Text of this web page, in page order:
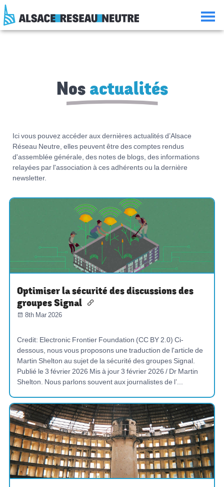
Aller
au
contenu
Aller
la
Aller
la
Consulter
le
plan
Nos actualités
Ici vous pouvez accéder aux dernières actualités d’Alsace
Réseau Neutre, elles peuvent être des comptes rendus
d'assemblée générale, des notes de blogs, des informations
relayées par l'association à ces adhérents ou la dernière
newsletter.
Optimiser la sécurité des discussions des
groupes Signal
8th Mar 2026
Credit: Electronic Frontier Foundation (CC BY 2.0) Ci-
dessous, nous vous proposons une traduction de l'article de
Martin Shelton au sujet de la sécurité des groupes Signal.
Publié le 3 février 2026 Mis à jour 3 février 2026 / Dr Martin
Shelton. Nous parlons souvent aux journalistes de l’...
SURVEILLANCE-DE-MASSE CHAT CYBERSÉCURITÉ